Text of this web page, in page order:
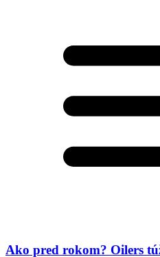
Ako pred rokom? Oilers